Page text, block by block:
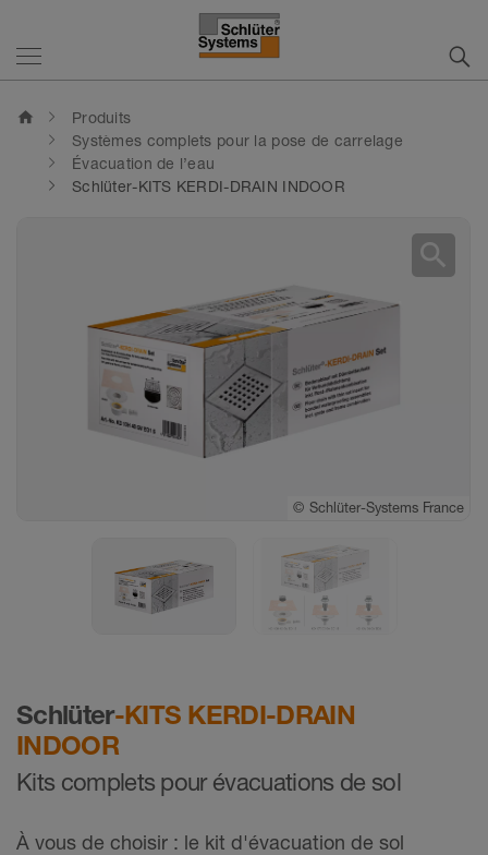
home
Produits
Systèmes complets pour la pose de carrelage
Évacuation de l’eau
Schlüter-KITS KERDI-DRAIN INDOOR
Schlüter-KITS KERDI-DRAIN
INDOOR
Kits complets pour évacuations de sol
À vous de choisir : le kit d'évacuation de sol
© Schlüter-Systems France
© Schlüter-Systems France
search